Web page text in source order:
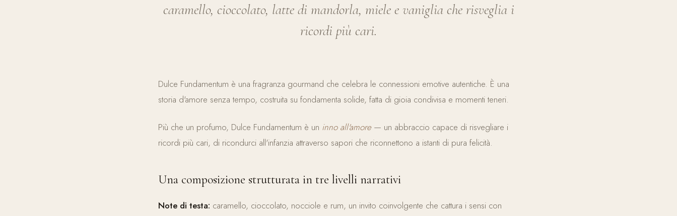
caramello, cioccolato, latte di mandorla, miele e vaniglia che risveglia i
ricordi più cari.
Dulce Fundamentum è una fragranza gourmand che celebra le connessioni emotive autentiche. È una
storia d'amore senza tempo, costruita su fondamenta solide, fatta di gioia condivisa e momenti teneri.
Più che un profumo, Dulce Fundamentum è un inno all'amore — un abbraccio capace di risvegliare i
ricordi più cari, di ricondurci all'infanzia attraverso sapori che riconnettono a istanti di pura felicità.
Una composizione strutturata in tre livelli narrativi
Note di testa: caramello, cioccolato, nocciole e rum, un invito coinvolgente che cattura i sensi con